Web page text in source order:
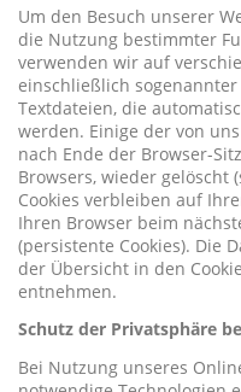
Um den Besuch unserer
die Nutzung bestimmter
verwenden wir auf
einschließlich sogenannter
Textdateien, die
werden. Einige der von
nach Ende der Browser-
Browsers, wieder gelöscht
Cookies verbleiben auf
Ihren Browser beim
(persistente Cookies). Die
der Übersicht in den
entnehmen.
Schutz der Privatsphäre
Bei Nutzung unseres